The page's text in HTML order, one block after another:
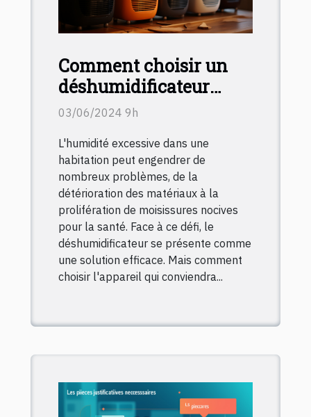
Comment choisir un
déshumidificateur
adapté à chaque pièce
2024 : conseils
pratiques et critères
essentiels
03/06/2024 9h
L'humidité excessive dans une
habitation peut engendrer de
nombreux problèmes, de la
détérioration des matériaux à la
prolifération de moisissures nocives
pour la santé. Face à ce défi, le
déshumidificateur se présente comme
une solution efficace. Mais comment
choisir l'appareil qui conviendra...